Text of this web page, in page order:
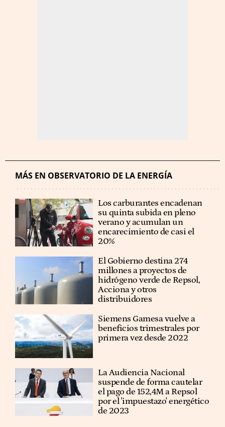
MÁS EN OBSERVATORIO DE LA ENERGÍA
Los carburantes encadenan
su quinta subida en pleno
verano y acumulan un
encarecimiento de casi el
20%
El Gobierno destina 274
millones a proyectos de
hidrógeno verde de Repsol,
Acciona y otros
distribuidores
Siemens Gamesa vuelve a
beneficios trimestrales por
primera vez desde 2022
La Audiencia Nacional
suspende de forma cautelar
el pago de 152,4M a Repsol
por el 'impuestazo' energético
de 2023